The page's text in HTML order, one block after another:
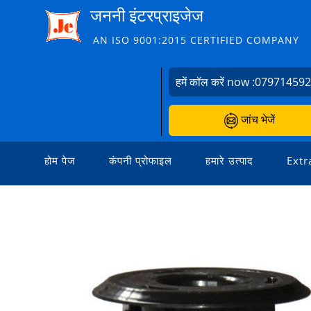
जननी इंटरप्राइजेज
AN ISO 9001:2015 CERTIFIED COMPANY
हमें कॉल करें now :
जांच भेजें
होम पेज कंपनी प्रोफाइल हमारे उत्पाद